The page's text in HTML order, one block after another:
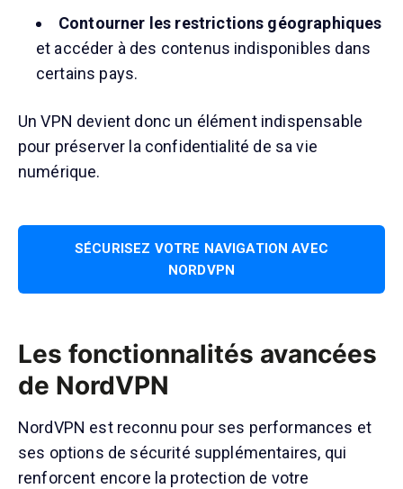
Contourner les restrictions géographiques
et accéder à des contenus indisponibles dans
certains pays.
Un VPN devient donc un élément indispensable
pour préserver la confidentialité de sa vie
numérique.
SÉCURISEZ VOTRE NAVIGATION AVEC
NORDVPN
Les fonctionnalités avancées
de NordVPN
NordVPN est reconnu pour ses performances et
ses options de sécurité supplémentaires, qui
renforcent encore la protection de votre